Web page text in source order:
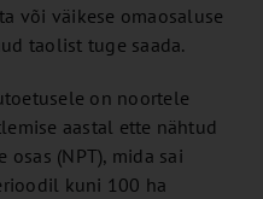
või väikese omaosaluse
taolist tuge saada.
on noortele
aastal ette nähtud
(NPT), mida sai
kuni 100 ha